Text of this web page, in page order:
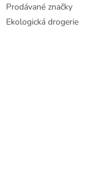
Prodávané značky
Ekologická drogerie